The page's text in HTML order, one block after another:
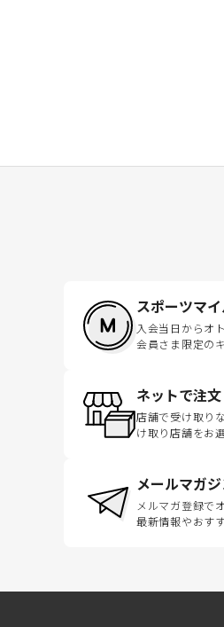
スポーツマ
入会当日からオ
会員さま限定の
ネットで注
店舗で受け取り
け取り店舗をお
メールマガ
メルマガ登録で
最新情報やおす